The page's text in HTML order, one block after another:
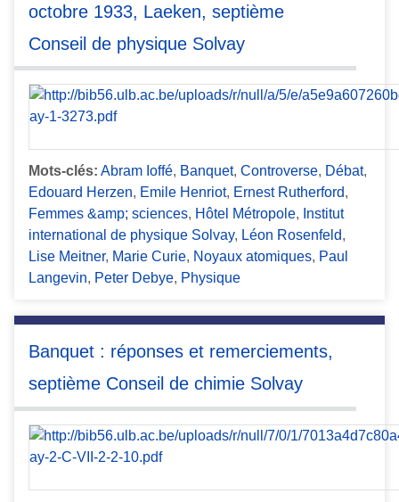
octobre 1933, Laeken, septième
Conseil de physique Solvay
Mots-clés: Abram Ioffé, Banquet, Controverse, Débat,
Edouard Herzen, Emile Henriot, Ernest Rutherford,
Femmes &amp; sciences, Hôtel Métropole, Institut
international de physique Solvay, Léon Rosenfeld,
Lise Meitner, Marie Curie, Noyaux atomiques, Paul
Langevin, Peter Debye, Physique
Banquet : réponses et remerciements,
septième Conseil de chimie Solvay